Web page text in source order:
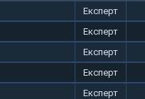
Експерт
Експерт
Експерт
Експерт
Експерт